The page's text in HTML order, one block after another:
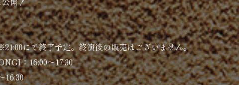
にて終了予定。終演後の販売はございません。
：16:00〜17:30
16:30